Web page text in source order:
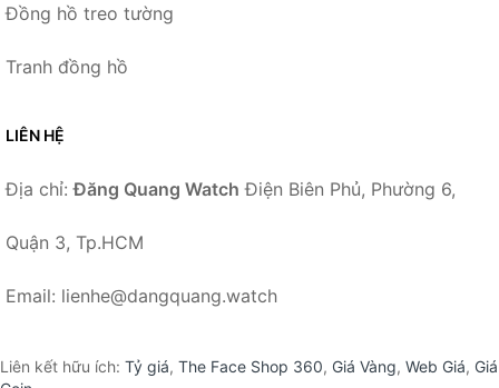
Đồng hồ treo tường
Tranh đồng hồ
LIÊN HỆ
Địa chỉ:Đăng Quang Watch Điện Biên Phủ, Phường 6,
Quận 3, Tp.HCM
Email: lienhe@dangquang.watch
Liên kết hữu ích: Tỷ giá, The Face Shop 360, Giá Vàng, Web Giá, Giá